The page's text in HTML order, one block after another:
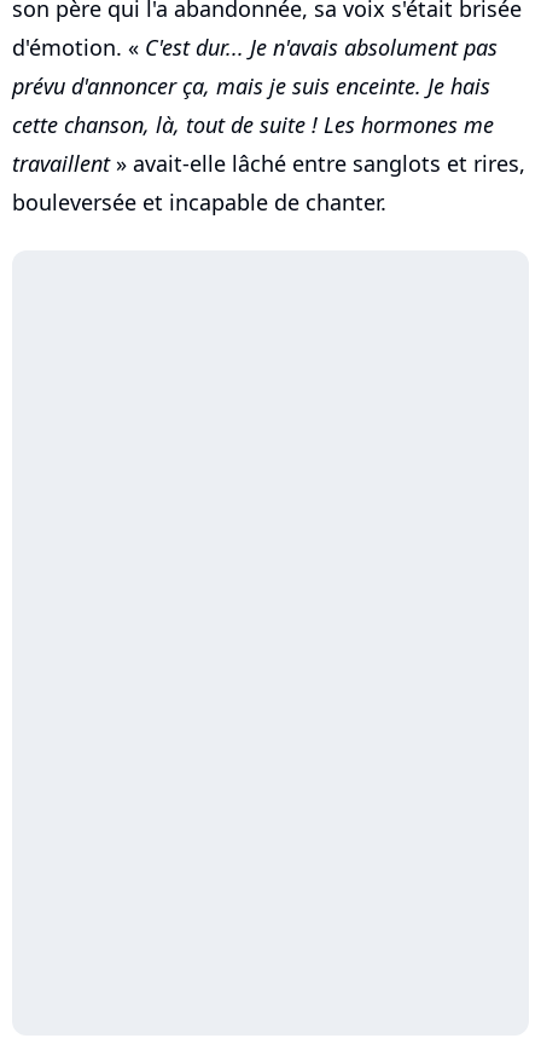
son père qui l'a abandonnée, sa voix s'était brisée
d'émotion. « C'est dur... Je n'avais absolument pas
prévu d'annoncer ça, mais je suis enceinte. Je hais
cette chanson, là, tout de suite ! Les hormones me
travaillent» avait-elle lâché entre sanglots et rires,
bouleversée et incapable de chanter.